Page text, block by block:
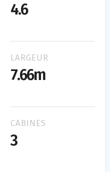
4.6
LARGEUR
7.66m
CABINES
3